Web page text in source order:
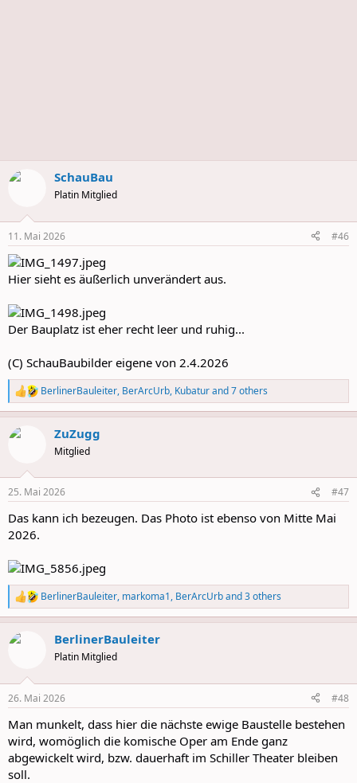
SchauBau
Platin Mitglied
11. Mai 2026 #46
Hier sieht es äußerlich unverändert aus.
Der Bauplatz ist eher recht leer und ruhig...
(C) SchauBaubilder eigene von 2.4.2026
R
e
a
c
s
BerlinerBauleiter, BerArcUrb, Kubaturand 7 others
ZuZugg
Mitglied
25. Mai 2026 #47
Das kann ich bezeugen. Das Photo ist ebenso von Mitte Mai
2026.
R
e
a
c
s
BerlinerBauleiter, markoma1, BerArcUrband 3 others
BerlinerBauleiter
Platin Mitglied
26. Mai 2026 #48
Man munkelt, dass hier die nächste ewige Baustelle bestehen
wird, womöglich die komische Oper am Ende ganz
abgewickelt wird, bzw. dauerhaft im Schiller Theater bleiben
soll.